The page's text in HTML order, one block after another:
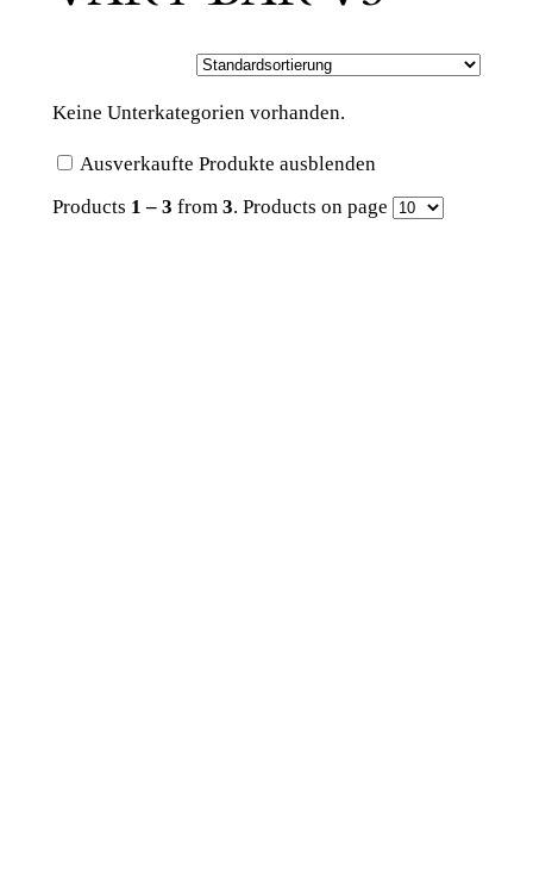
Keine Unterkategorien vorhanden.
Ausverkaufte Produkte ausblenden
Products 1 – 3 from 3. Products on page